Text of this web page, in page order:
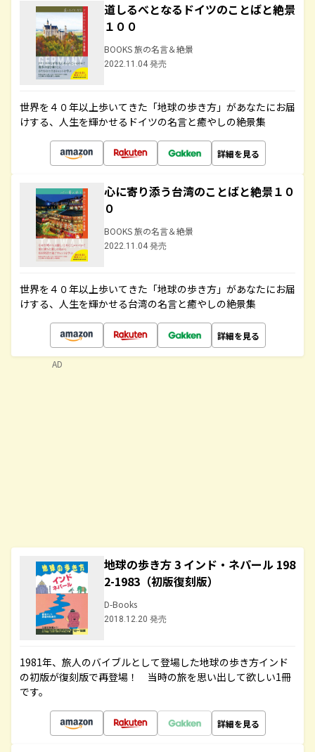
道しるべとなるドイツのことばと絶景
１００
BOOKS 旅の名言＆絶景
2022.11.04 発売
世界を４０年以上歩いてきた「地球の歩き方」があなたにお届
けする、人生を輝かせるドイツの名言と癒やしの絶景集
詳細を見る
心に寄り添う台湾のことばと絶景１０
０
BOOKS 旅の名言＆絶景
2022.11.04 発売
世界を４０年以上歩いてきた「地球の歩き方」があなたにお届
けする、人生を輝かせる台湾の名言と癒やしの絶景集
詳細を見る
地球の歩き方 3 インド・ネパール 198
2-1983（初版復刻版）
D-Books
2018.12.20 発売
1981年、旅人のバイブルとして登場した地球の歩き方インド
の初版が復刻版で再登場！ 当時の旅を思い出して欲しい1冊
です。
詳細を見る
AD